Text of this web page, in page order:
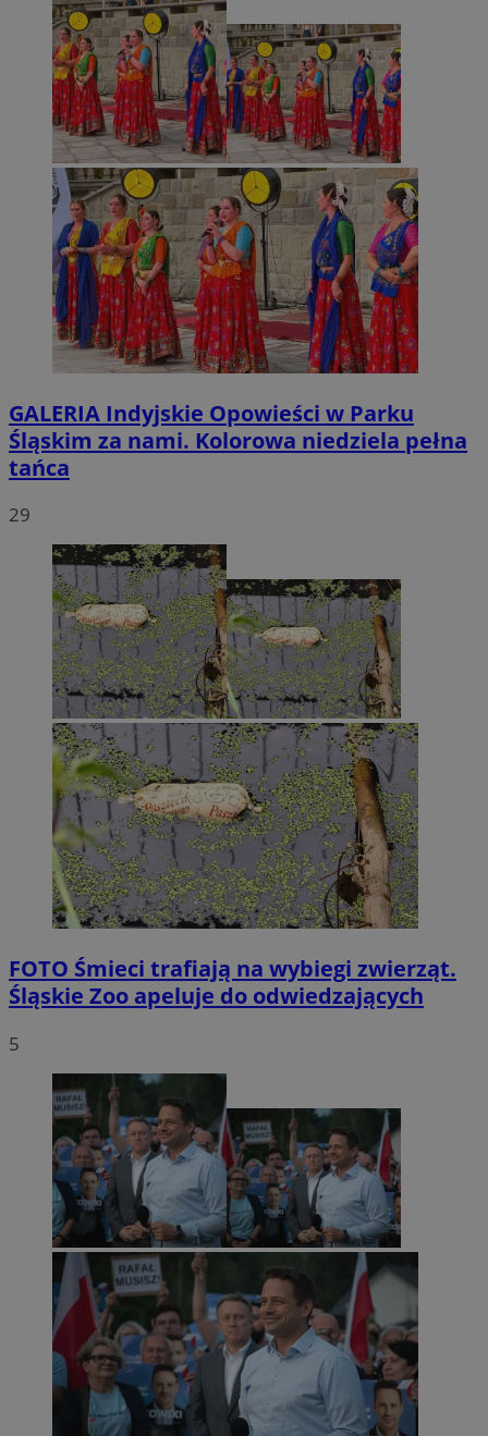
GALERIA Indyjskie Opowieści w Parku
Śląskim za nami. Kolorowa niedziela pełna
tańca
29
FOTO Śmieci trafiają na wybiegi zwierząt.
Śląskie Zoo apeluje do odwiedzających
5